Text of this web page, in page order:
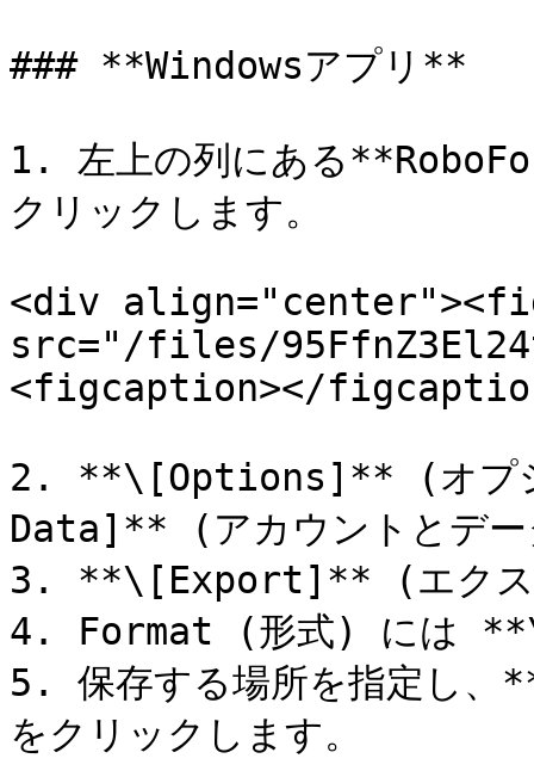
### **Windowsアプリ**
1. 左上の列にある
クリックします。
<div
src="/files/
<figcaption></
2. **\[Options]** (オプ
Data]** (アカウントとデー
3. **\[Export]** (エクス
4. Format (形式) には
5. 保存する場所を指定し
をクリックします。